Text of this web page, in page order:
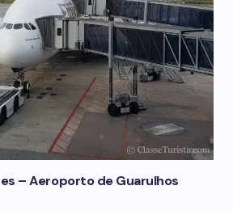
– Aeroporto de Guarulhos